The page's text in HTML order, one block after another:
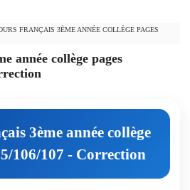
FRANÇAIS 3ÈME ANNÉE COLLÈGE PAGES
année collège pages
3ème année collège
106/107 - Correction